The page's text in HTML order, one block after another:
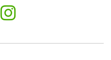
Facebook